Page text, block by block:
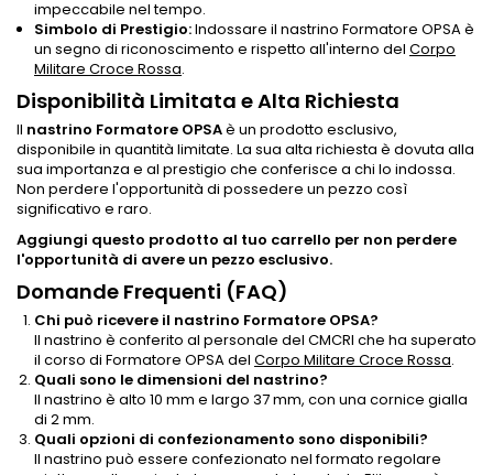
impeccabile nel tempo.
Simbolo di Prestigio:Indossare il nastrino Formatore OPSA è
un segno di riconoscimento e rispetto all'interno del Corpo
Militare Croce Rossa.
Disponibilità Limitata e Alta Richiesta
Il nastrino Formatore OPSAè un prodotto esclusivo,
disponibile in quantità limitate. La sua alta richiesta è dovuta alla
sua importanza e al prestigio che conferisce a chi lo indossa.
Non perdere l'opportunità di possedere un pezzo così
significativo e raro.
Aggiungi questo prodotto al tuo carrello per non perdere
l'opportunità di avere un pezzo esclusivo.
Domande Frequenti (FAQ)
Chi può ricevere il nastrino Formatore OPSA?
Il nastrino è conferito al personale del CMCRI che ha superato
il corso di Formatore OPSA del Corpo Militare Croce Rossa.
Quali sono le dimensioni del nastrino?
Il nastrino è alto 10 mm e largo 37 mm, con una cornice gialla
di 2 mm.
Quali opzioni di confezionamento sono disponibili?
Il nastrino può essere confezionato nel formato regolare